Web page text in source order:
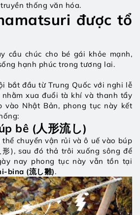
thống văn hóa.
được tổ
cầu chúc cho bé gái khỏe mạnh,
hạnh phúc trong tương lai.
bắt đầu từ Trung Quốc với nghi lễ
nhằm xua đuổi tà khí và thanh tẩy
vào Nhật Bản, phong tục này kết
bê (人形流し)
chuyển vận rủi và ô uế vào búp
), sau đó thả trôi xuống sông để
nay phong tục này vẫn tồn tại
bina (流し雛).